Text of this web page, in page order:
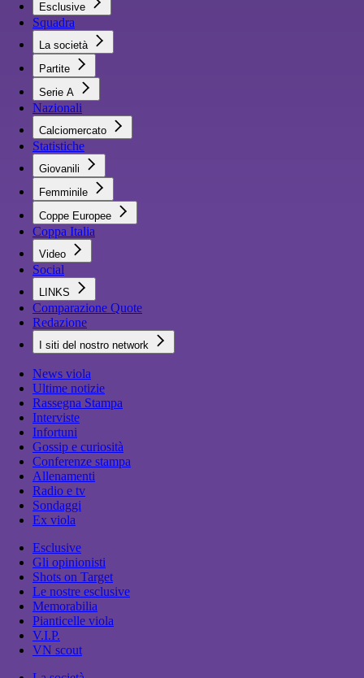
Esclusive
Squadra
La società
Partite
Serie A
Nazionali
Calciomercato
Statistiche
Giovanili
Femminile
Coppe Europee
Coppa Italia
Video
Social
LINKS
Comparazione Quote
Redazione
I siti del nostro network
News viola
Ultime notizie
Rassegna Stampa
Interviste
Infortuni
Gossip e curiosità
Conferenze stampa
Allenamenti
Radio e tv
Sondaggi
Ex viola
Esclusive
Gli opinionisti
Shots on Target
Le nostre esclusive
Memorabilia
Pianticelle viola
V.I.P.
VN scout